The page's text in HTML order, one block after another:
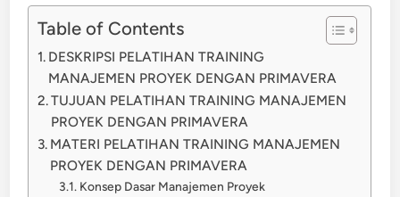
Table of Contents
DESKRIPSI PELATIHAN TRAINING
MANAJEMEN PROYEK DENGAN PRIMAVERA
TUJUAN PELATIHAN TRAINING MANAJEMEN
PROYEK DENGAN PRIMAVERA
MATERI PELATIHAN TRAINING MANAJEMEN
PROYEK DENGAN PRIMAVERA
Konsep Dasar Manajemen Proyek